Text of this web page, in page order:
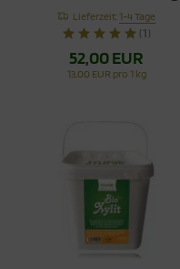
- Xylit aus
Finnland
Lieferzeit:1-4 Tage
(1)
52,00 EUR
13,00 EUR pro 1 kg